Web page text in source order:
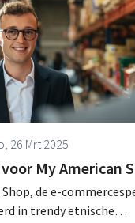
26 Mrt 2025
My American
Shop, de e-
in trendy etnische